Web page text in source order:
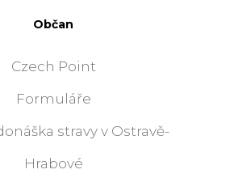
Občan
Czech Point
Formuláře
stravy v Ostravě-
Hrabové